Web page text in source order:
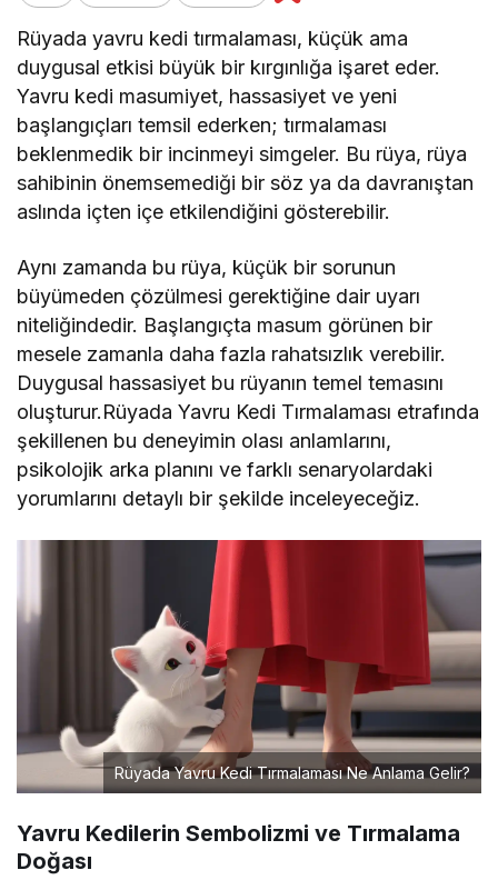
Rüyada yavru kedi tırmalaması, küçük ama
duygusal etkisi büyük bir kırgınlığa işaret eder.
Yavru kedi masumiyet, hassasiyet ve yeni
başlangıçları temsil ederken; tırmalaması
beklenmedik bir incinmeyi simgeler. Bu rüya, rüya
sahibinin önemsemediği bir söz ya da davranıştan
aslında içten içe etkilendiğini gösterebilir.
Aynı zamanda bu rüya, küçük bir sorunun
büyümeden çözülmesi gerektiğine dair uyarı
niteliğindedir. Başlangıçta masum görünen bir
mesele zamanla daha fazla rahatsızlık verebilir.
Duygusal hassasiyet bu rüyanın temel temasını
oluşturur.Rüyada Yavru Kedi Tırmalaması etrafında
şekillenen bu deneyimin olası anlamlarını,
psikolojik arka planını ve farklı senaryolardaki
yorumlarını detaylı bir şekilde inceleyeceğiz.
Rüyada Yavru Kedi Tırmalaması Ne Anlama Gelir?
Yavru Kedilerin Sembolizmi ve Tırmalama
Doğası